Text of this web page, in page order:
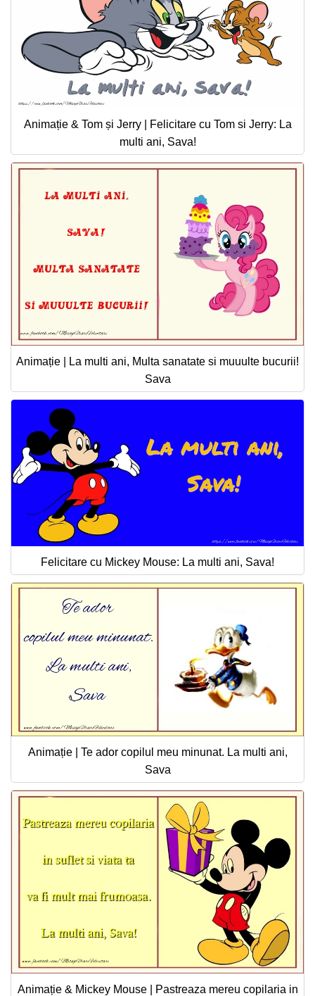
Animație & Tom și Jerry | Felicitare cu Tom si Jerry: La
multi ani, Sava!
Animație | La multi ani, Multa sanatate si muuulte bucurii!
Sava
Felicitare cu Mickey Mouse: La multi ani, Sava!
Animație | Te ador copilul meu minunat. La multi ani,
Sava
Animație & Mickey Mouse | Pastreaza mereu copilaria in